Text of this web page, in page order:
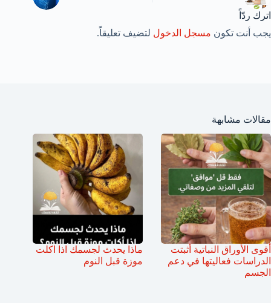
اترك ردّاً
يجب أنت تكون مسجل الدخول لتضيف تعليقاً.
مقالات مشابهة
أقوى الأوراق النباتية أثبتت
الدراسات فعاليتها في دعم
الجسم
ماذا يحدث لجسمك اذا اكلت
موزة قبل النوم